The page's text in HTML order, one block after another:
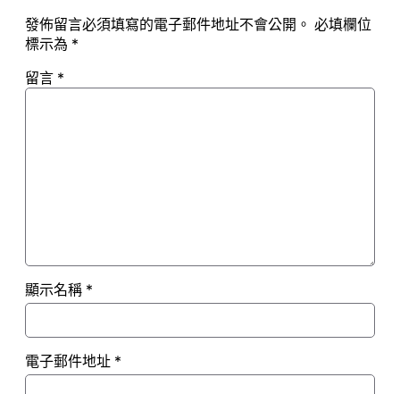
發佈留言必須填寫的電子郵件地址不會公開。 必填欄位
標示為 *
留言 *
顯示名稱 *
電子郵件地址 *